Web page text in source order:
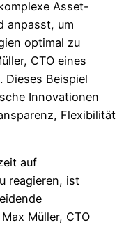
Asset-
anpasst, um
optimal zu
CTO eines
Dieses Beispiel
Innovationen
Flexibilität
auf
reagieren, ist
Müller, CTO